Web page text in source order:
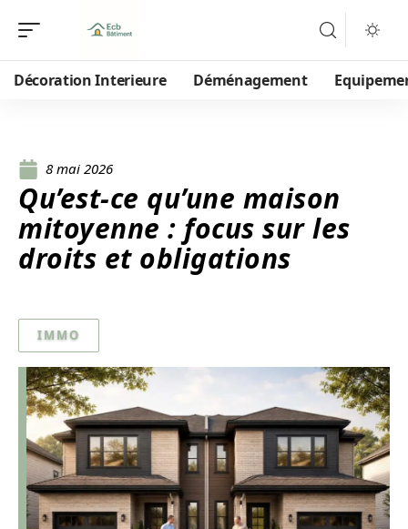
Décoration Interieure Déménagement
8 mai 2026
Qu’est-ce qu’une maison
mitoyenne : focus sur les
droits et obligations
IMMO